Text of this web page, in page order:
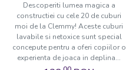
Descoperiti lumea magica a
constructiei cu cele 20 de cuburi
moi de la Clemmy! Aceste cuburi
lavabile si netoxice sunt special
concepute pentru a oferi copiilor o
experienta de joaca in deplina...